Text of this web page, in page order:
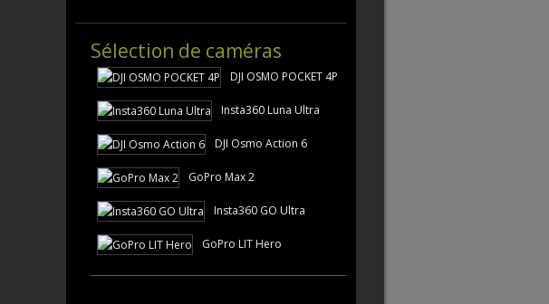
Sélection de caméras
DJI OSMO POCKET 4P
Insta360 Luna Ultra
DJI Osmo Action 6
GoPro Max 2
Insta360 GO Ultra
GoPro LIT Hero